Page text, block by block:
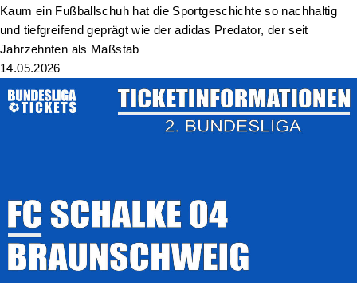
Kaum ein Fußballschuh hat die Sportgeschichte so nachhaltig
und tiefgreifend geprägt wie der adidas Predator, der seit
Jahrzehnten als Maßstab
14.05.2026